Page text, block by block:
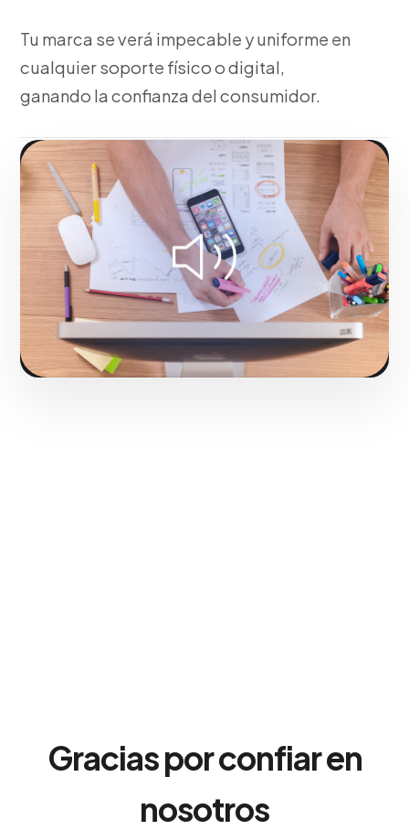
Tu marca se verá impecable y uniforme en
cualquier soporte físico o digital,
ganando la confianza del consumidor.
Fase 3:
Entrega de manuales y archivos finales en alta
resolución.
Hacerlo realidad
Gracias por confiar en
nosotros